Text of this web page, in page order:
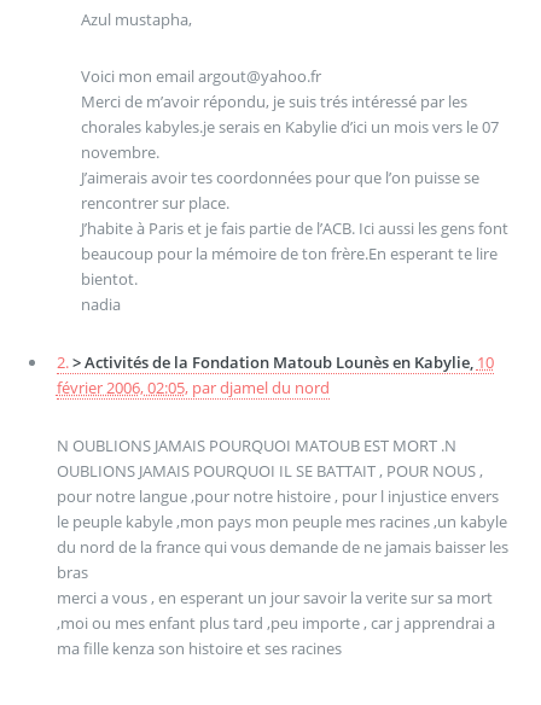
Azul mustapha,
Voici mon email argout@yahoo.fr
Merci de m’avoir répondu, je suis trés intéressé par les
chorales kabyles.je serais en Kabylie d’ici un mois vers le 07
novembre.
J’aimerais avoir tes coordonnées pour que l’on puisse se
rencontrer sur place.
J’habite à Paris et je fais partie de l’ACB. Ici aussi les gens font
beaucoup pour la mémoire de ton frère.En esperant te lire
bientot.
nadia
2.> Activités de la Fondation Matoub Lounès en Kabylie, 10
février 2006, 02:05, pardjamel du nord
N OUBLIONS JAMAIS POURQUOI MATOUB EST MORT .N
OUBLIONS JAMAIS POURQUOI IL SE BATTAIT , POUR NOUS ,
pour notre langue ,pour notre histoire , pour l injustice envers
le peuple kabyle ,mon pays mon peuple mes racines ,un kabyle
du nord de la france qui vous demande de ne jamais baisser les
bras
merci a vous , en esperant un jour savoir la verite sur sa mort
,moi ou mes enfant plus tard ,peu importe , car j apprendrai a
ma fille kenza son histoire et ses racines